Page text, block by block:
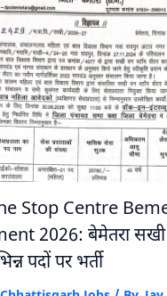
Stop Centre
2026: बेमेतरा सखी
पदों पर भर्ती